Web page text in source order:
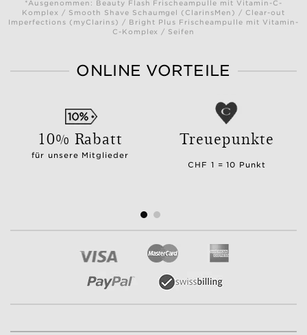
*Ausgenommen: Beauty Flash Frischeampulle mit Vitamin-C-
Komplex / Smooth Shave Schaumgel (ClarinsMen) / Clear-out
Imperfections (myClarins) / Bright Plus Frischeampulle mit Vitamin-
C-Komplex / Seifen
ONLINE VORTEILE
10% Rabatt
für unsere Mitglieder
Treuepunkte
CHF 1 = 10 Punkt